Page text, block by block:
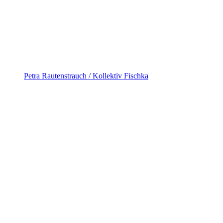
Petra Rautenstrauch / Kollektiv Fischka